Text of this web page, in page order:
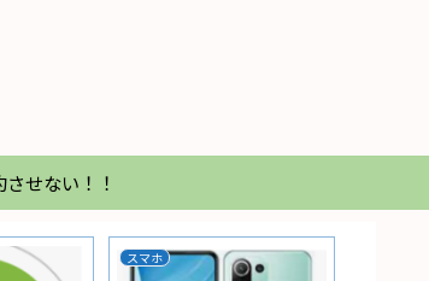
せない！！
スマホ